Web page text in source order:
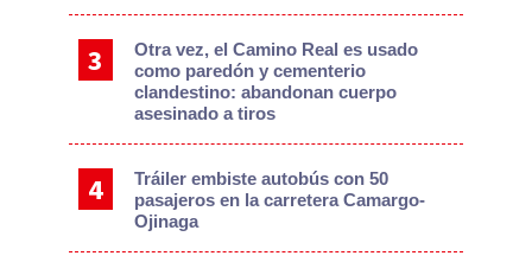
Otra vez, el Camino Real es usado
como paredón y cementerio
clandestino: abandonan cuerpo
asesinado a tiros
Tráiler embiste autobús con 50
pasajeros en la carretera Camargo-
Ojinaga